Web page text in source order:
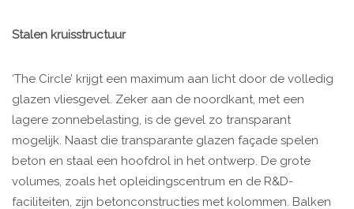
Stalen kruisstructuur
‘The Circle’ krijgt een maximum aan licht door de volledig
glazen vliesgevel. Zeker aan de noordkant, met een
lagere zonnebelasting, is de gevel zo transparant
mogelijk. Naast die transparante glazen façade spelen
beton en staal een hoofdrol in het ontwerp. De grote
volumes, zoals het opleidingscentrum en de R&D-
faciliteiten, zijn betonconstructies met kolommen. Balken